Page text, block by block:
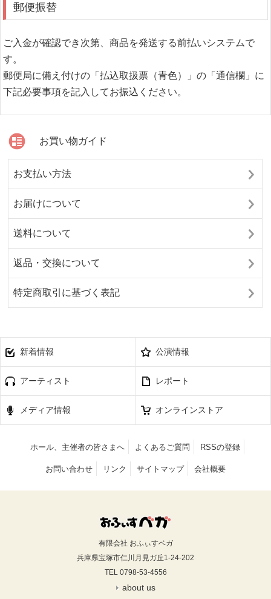
郵便振替
ご入金が確認でき次第、商品を発送する前払いシステムで
す。
郵便局に備え付けの「払込取扱票（青色）」の「通信欄」に
下記必要事項を記入してお振込ください。
お買い物ガイド
お支払い方法
お届けについて
送料について
返品・交換について
特定商取引に基づく表記
新着情報 公演情報
アーティスト レポート
メディア情報 オンラインストア
ホール、主催者の皆さまへ よくあるご質問 RSSの登録
お問い合わせ リンク サイトマップ 会社概要
有限会社 おふぃすベガ
兵庫県宝塚市仁川月見ガ丘1-24-202
TEL 0798-53-4556
about us